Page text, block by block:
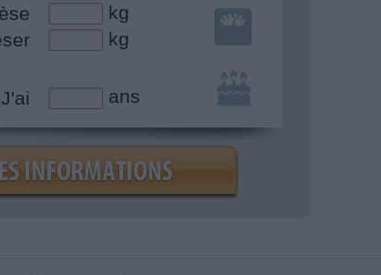
kg
kg
J'ai ans